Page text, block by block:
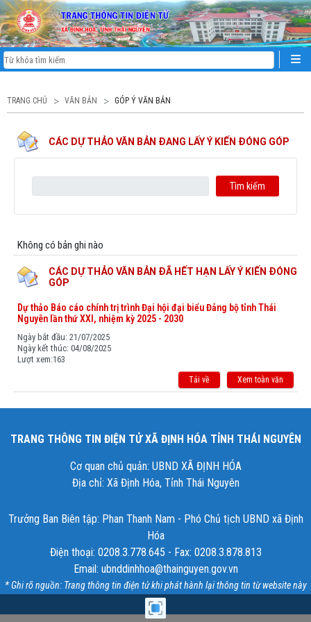
TRANG CHỦ VĂN BẢN GÓP Ý VĂN BẢN
CÁC DỰ THẢO VĂN BẢN ĐANG LẤY Ý KIẾN ĐÓNG GÓP
Không có bản ghi nào
CÁC DỰ THẢO VĂN BẢN ĐÃ HẾT HẠN LẤY Ý KIẾN ĐÓNG
GÓP
Dự thảo Báo cáo chính trị trình Đại hội đại biểu Đảng bộ tỉnh Thái
Nguyên lần thứ XXI, nhiệm kỳ 2025 - 2030
Ngày bắt đầu: 21/07/2025
Ngày kết thúc: 04/08/2025
Lượt xem:163
Xem toàn văn
TRANG THÔNG TIN ĐIỆN TỬ XÃ ĐỊNH HÓA TỈNH THÁI NGUYÊN
Cơ quan chủ quản: UBND XÃ ĐỊNH HÓA
Địa chỉ: Xã Định Hóa, Tỉnh Thái Nguyên
Trưởng Ban Biên tập: Phan Thanh Nam - Phó Chủ tịch UBND xã Định
Hóa
Điện thoại: 0208.3.778.645 - Fax: 0208.3.878.813
Email: ubnddinhhoa@thainguyen.gov.vn
* Ghi rõ nguồn: Trang thông tin điện tử khi phát hành lại thông tin từ website này